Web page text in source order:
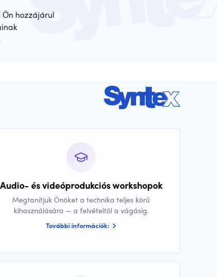
hozzájárul
Audio- és videóprodukciós workshopok
Megtanítjuk Önöket a technika teljes körű
kihasználására — a felvételtől a vágásig.
További információk: